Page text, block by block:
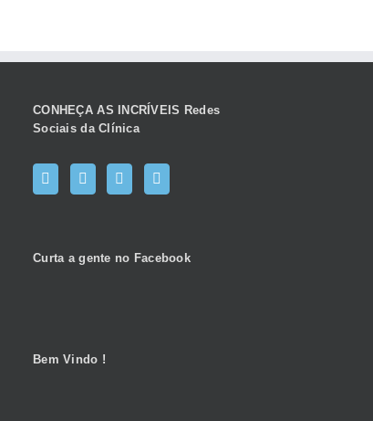
CONHEÇA AS INCRÍVEIS Redes
Sociais da Clínica
Curta a gente no Facebook
Bem Vindo !